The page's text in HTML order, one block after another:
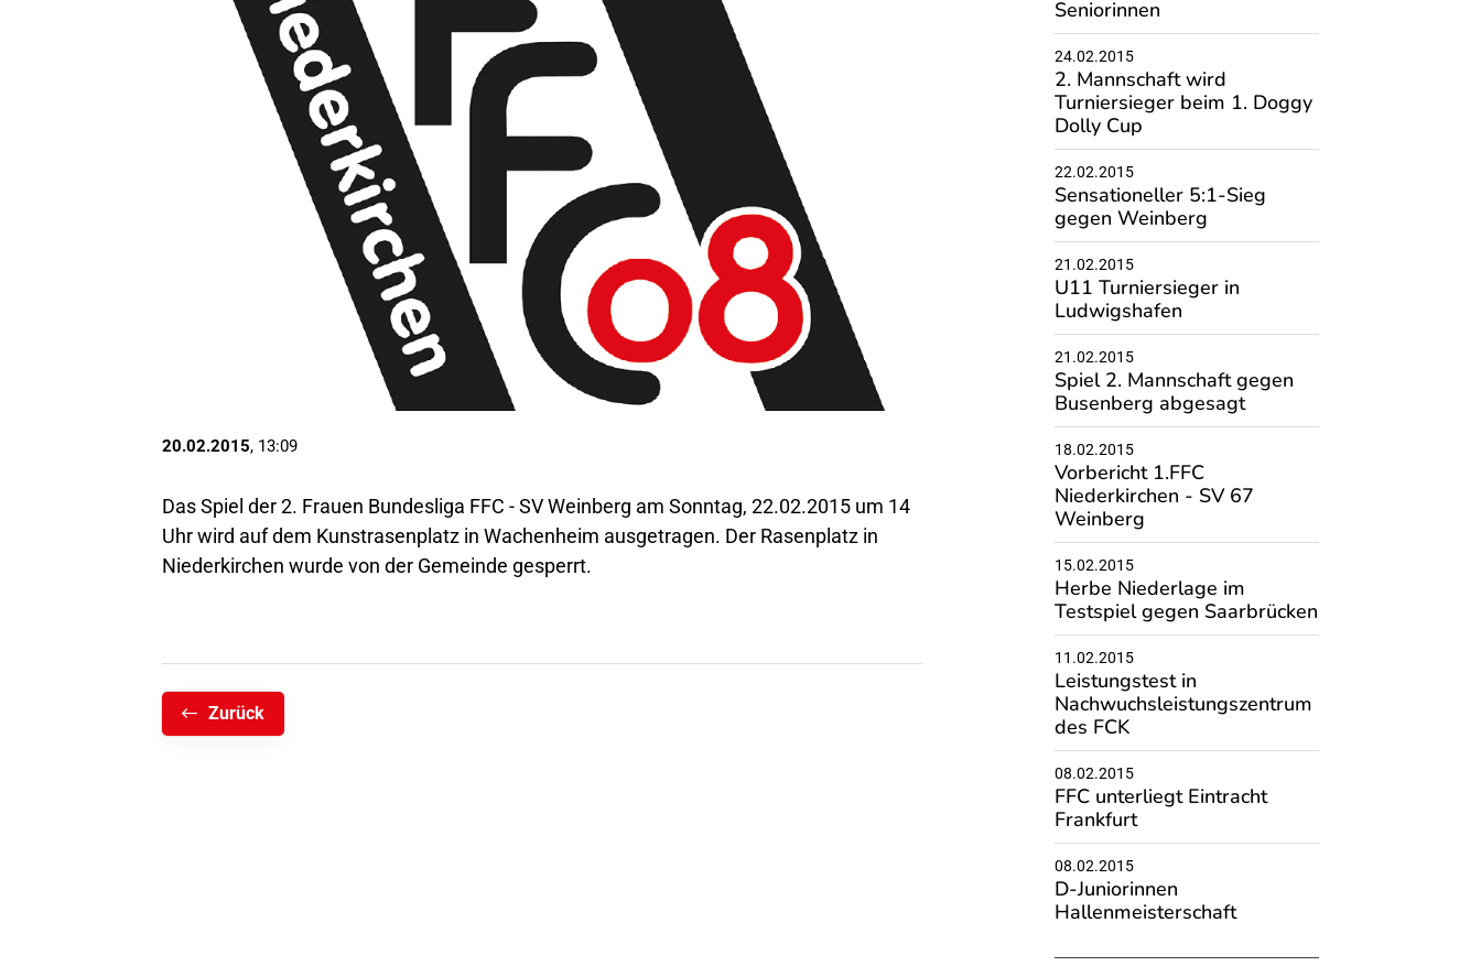
20.02.2015, 13:09
Das Spiel der 2. Frauen Bundesliga FFC - SV Weinberg am Sonntag, 22.02.2015 um 14
Uhr wird auf dem Kunstrasenplatz in Wachenheim ausgetragen. Der Rasenplatz in
Niederkirchen wurde von der Gemeinde gesperrt.
Zurück
Seniorinnen
24.02.2015
2. Mannschaft wird
Turniersieger beim 1. Doggy
Dolly Cup
22.02.2015
Sensationeller 5:1-Sieg
gegen Weinberg
21.02.2015
U11 Turniersieger in
Ludwigshafen
21.02.2015
Spiel 2. Mannschaft gegen
Busenberg abgesagt
18.02.2015
Vorbericht 1.FFC
Niederkirchen - SV 67
Weinberg
15.02.2015
Herbe Niederlage im
Testspiel gegen Saarbrücken
11.02.2015
Leistungstest in
Nachwuchsleistungszentrum
des FCK
08.02.2015
FFC unterliegt Eintracht
Frankfurt
08.02.2015
D-Juniorinnen
Hallenmeisterschaft